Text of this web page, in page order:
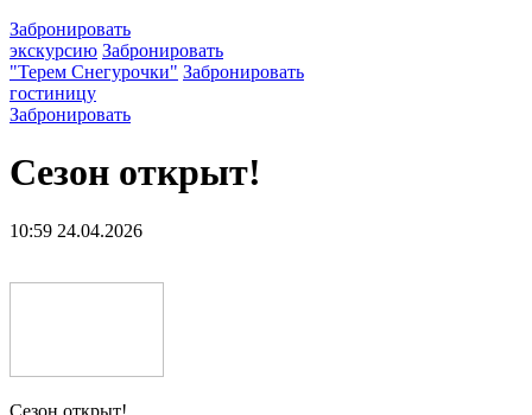
Забронировать
экскурсию Забронировать
"Терем Снегурочки" Забронировать
гостиницу
Забронировать
Сезон открыт!
10:59 24.04.2026
Сезон открыт!